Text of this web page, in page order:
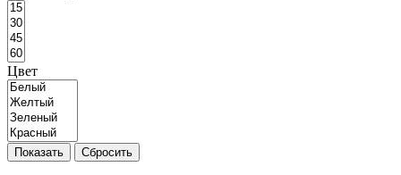
Цвет
Показать Сбросить